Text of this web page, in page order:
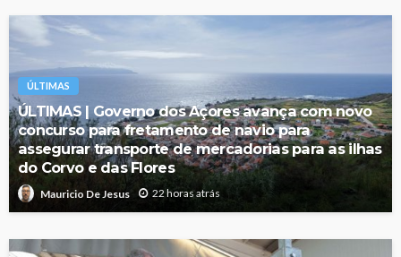
ÚLTIMAS
ÚLTIMAS | Governo dos Açores avança com novo
concurso para fretamento de navio para
assegurar transporte de mercadorias para as ilhas
do Corvo e das Flores
Mauricio De Jesus 22 horas atrás